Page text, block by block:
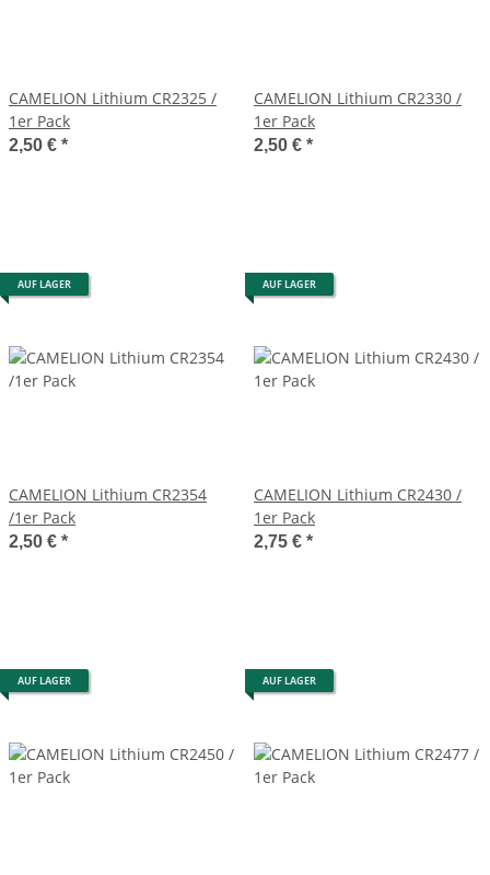
CAMELION Lithium CR2325 /
1er Pack
2,50 € *
CAMELION Lithium CR2330 /
1er Pack
2,50 € *
AUF LAGER
CAMELION Lithium CR2354
/1er Pack
2,50 € *
AUF LAGER
CAMELION Lithium CR2430 /
1er Pack
2,75 € *
AUF LAGER AUF LAGER